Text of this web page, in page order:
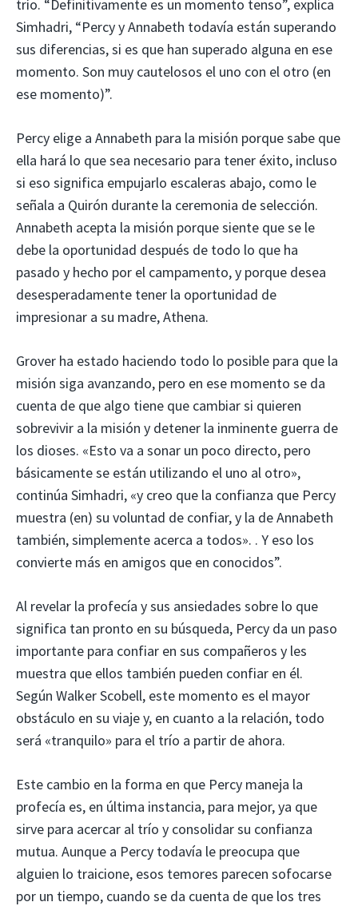
trío. “Definitivamente es un momento tenso”, explica
Simhadri, “Percy y Annabeth todavía están superando
sus diferencias, si es que han superado alguna en ese
momento. Son muy cautelosos el uno con el otro (en
ese momento)”.
Percy elige a Annabeth para la misión porque sabe que
ella hará lo que sea necesario para tener éxito, incluso
si eso significa empujarlo escaleras abajo, como le
señala a Quirón durante la ceremonia de selección.
Annabeth acepta la misión porque siente que se le
debe la oportunidad después de todo lo que ha
pasado y hecho por el campamento, y porque desea
desesperadamente tener la oportunidad de
impresionar a su madre, Athena.
Grover ha estado haciendo todo lo posible para que la
misión siga avanzando, pero en ese momento se da
cuenta de que algo tiene que cambiar si quieren
sobrevivir a la misión y detener la inminente guerra de
los dioses. «Esto va a sonar un poco directo, pero
básicamente se están utilizando el uno al otro»,
continúa Simhadri, «y creo que la confianza que Percy
muestra (en) su voluntad de confiar, y la de Annabeth
también, simplemente acerca a todos». . Y eso los
convierte más en amigos que en conocidos”.
Al revelar la profecía y sus ansiedades sobre lo que
significa tan pronto en su búsqueda, Percy da un paso
importante para confiar en sus compañeros y les
muestra que ellos también pueden confiar en él.
Según Walker Scobell, este momento es el mayor
obstáculo en su viaje y, en cuanto a la relación, todo
será «tranquilo» para el trío a partir de ahora.
Este cambio en la forma en que Percy maneja la
profecía es, en última instancia, para mejor, ya que
sirve para acercar al trío y consolidar su confianza
mutua. Aunque a Percy todavía le preocupa que
alguien lo traicione, esos temores parecen sofocarse
por un tiempo, cuando se da cuenta de que los tres